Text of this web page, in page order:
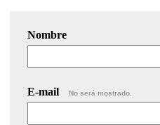
Nombre
E-mail No será mostrado.